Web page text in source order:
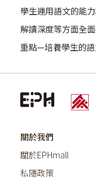
學生運用語文的能
解讀深度等方面全
重點—培養學生的語
關於我們
關於EPHmall
私隱政策